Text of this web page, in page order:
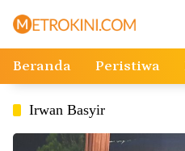
Beranda Peristiwa
Irwan Basyir